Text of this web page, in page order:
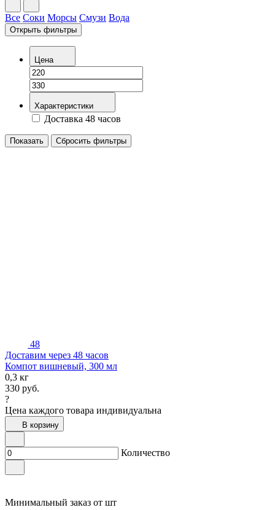
Все Соки Морсы Смузи Вода
Открыть фильтры
Цена
Характеристики
Доставка 48 часов
48
Доставим через 48 часов
Компот вишневый, 300 мл
0,3 кг
330 руб.
?
Цена каждого товара индивидуальна
В корзину
Количество
Минимальный заказ от шт